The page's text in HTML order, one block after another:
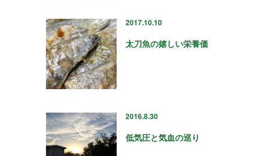
2017.10.10
太刀魚の嬉しい栄養価
2016.8.30
低気圧と気血の巡り